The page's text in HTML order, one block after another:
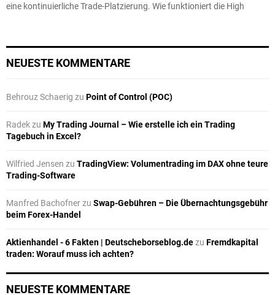
eine kontinuierliche Trade-Platzierung. Wie funktioniert die High
NEUESTE KOMMENTARE
Behrouz Schaerig zu Point of Control (POC)
Radekzu My Trading Journal – Wie erstelle ich ein Trading
Tagebuch in Excel?
Wilfried Jensen zu TradingView: Volumentrading im DAX ohne teure
Trading-Software
Manfred Bachofnerzu Swap-Gebühren – Die Übernachtungsgebühr
beim Forex-Handel
Aktienhandel - 6 Fakten | Deutscheborseblog.dezu Fremdkapital
traden: Worauf muss ich achten?
NEUESTE KOMMENTARE